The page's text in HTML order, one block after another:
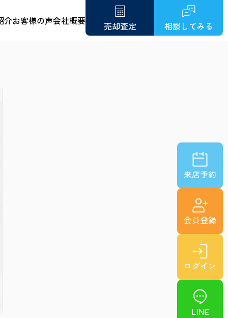
介お客様の声会社概要 売却査定 相談してみる
来店予約
会員登録
ログイン
LINE